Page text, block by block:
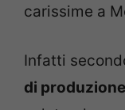
carissime a
Infatti
di